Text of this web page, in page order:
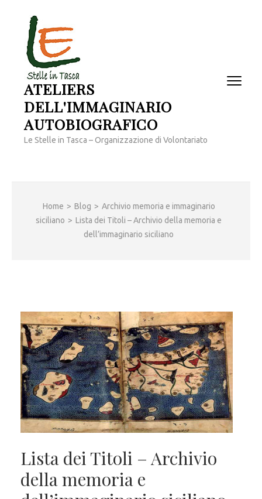
contenuto
(premi
invio)
ATELIERS
DELL'IMMAGINARIO
AUTOBIOGRAFICO
Le Stelle in Tasca – Organizzazione di Volontariato
Home > Blog > Archivio memoria e immaginario
siciliano > Lista dei Titoli – Archivio della memoria e
dell’immaginario siciliano
Lista dei Titoli – Archivio
della memoria e